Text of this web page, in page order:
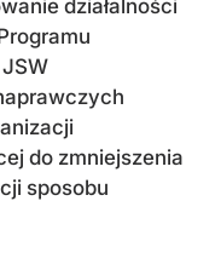
działalności
do zmniejszenia
sposobu